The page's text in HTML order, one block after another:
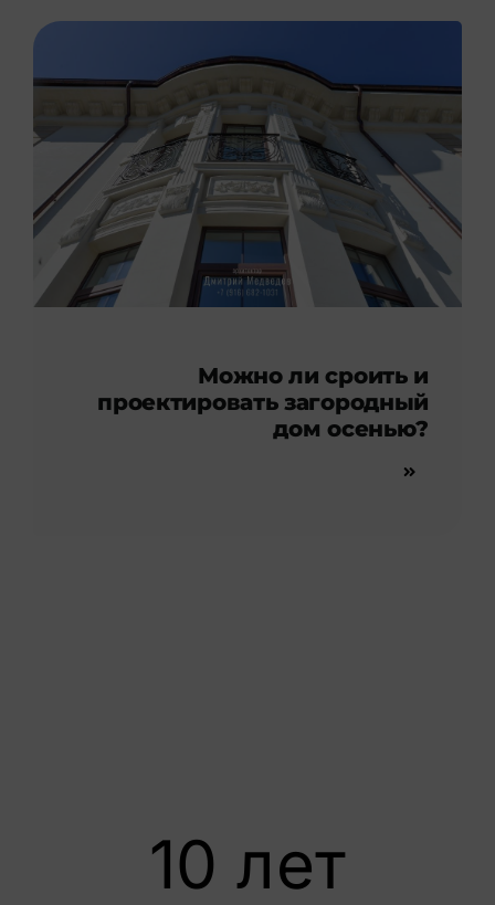
Можно ли сроить и
проектировать загородный
дом осенью?
10 лет